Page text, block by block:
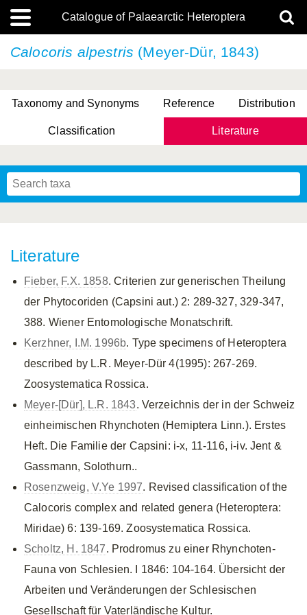
Catalogue of Palaearctic Heteroptera
Calocoris alpestris (Meyer-Dür, 1843)
Taxonomy and Synonyms Reference Distribution
Classification Literature
Literature
Fieber, F.X. 1858. Criterien zur generischen Theilung
der Phytocoriden (Capsini aut.) 2: 289-327, 329-347,
388. Wiener Entomologische Monatschrift.
Kerzhner, I.M. 1996b. Type specimens of Heteroptera
described by L.R. Meyer-Dür 4(1995): 267-269.
Zoosystematica Rossica.
Meyer-[Dür], L.R. 1843. Verzeichnis der in der Schweiz
einheimischen Rhynchoten (Hemiptera Linn.). Erstes
Heft. Die Familie der Capsini: i-x, 11-116, i-iv. Jent &
Gassmann, Solothurn..
Rosenzweig, V.Ye 1997. Revised classification of the
Calocoris complex and related genera (Heteroptera:
Miridae) 6: 139-169. Zoosystematica Rossica.
Scholtz, H. 1847. Prodromus zu einer Rhynchoten-
Fauna von Schlesien. I 1846: 104-164. Übersicht der
Arbeiten und Veränderungen der Schlesischen
Gesellschaft für Vaterländische Kultur.